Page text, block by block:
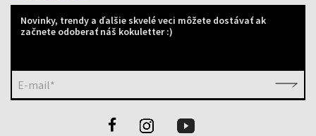
Novinky, trendy a ďalšie skvelé veci môžete dostávať ak
začnete odoberať náš kokuletter :)
E-mail*